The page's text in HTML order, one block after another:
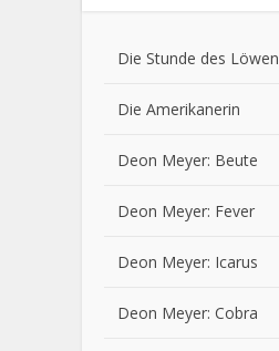
Die Stunde des Löwen
Die Amerikanerin
Deon Meyer: Beute
Deon Meyer: Fever
Deon Meyer: Icarus
Deon Meyer: Cobra